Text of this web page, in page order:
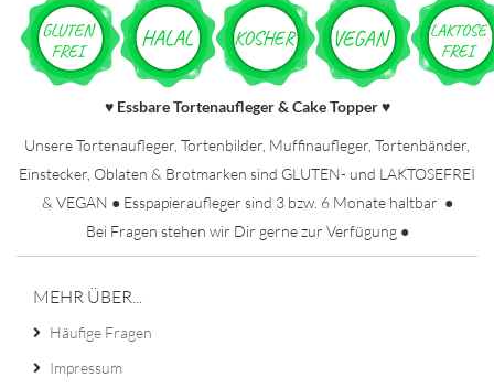
♥ Essbare Tortenaufleger & Cake Topper♥
Unsere Tortenaufleger, Tortenbilder, Muffinaufleger, Tortenbänder,
Einstecker, Oblaten & Brotmarken sind GLUTEN- und LAKTOSEFREI
& VEGAN ● Esspapieraufleger sind 3 bzw. 6 Monate haltbar ●
Bei Fragen stehen wir Dir gerne zur Verfügung ●
MEHR ÜBER...
Häufige Fragen
Impressum